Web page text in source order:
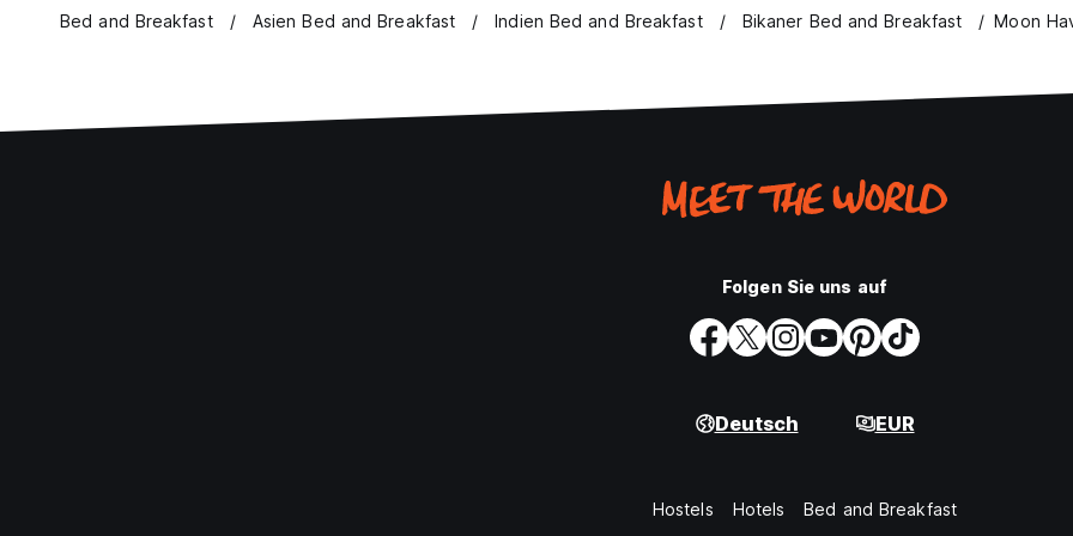
Bed and Breakfast Asien Bed and Breakfast Indien Bed and Breakfast Bikaner Bed and Breakfast Moon
Folgen Sie uns auf
Deutsch EUR
Hostels Hotels Bed and Breakfast